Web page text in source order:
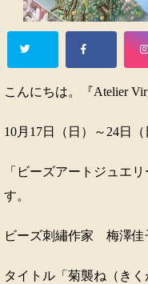
こんにちは。『Atelier
10月17日（日）～24日
「ビーズアートジュエ
す。
ビーズ刺繡作家 梅澤佳
タイトル「菊襲ね（きく